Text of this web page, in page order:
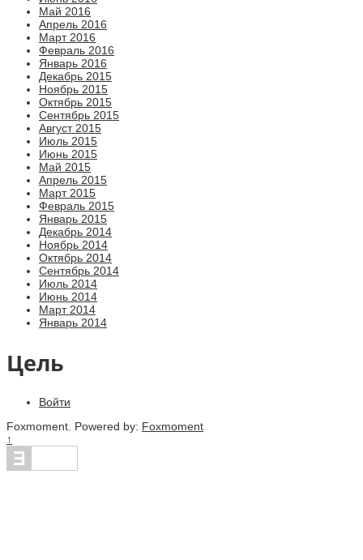
Май 2016
Апрель 2016
Март 2016
Февраль 2016
Январь 2016
Декабрь 2015
Ноябрь 2015
Октябрь 2015
Сентябрь 2015
Август 2015
Июль 2015
Июнь 2015
Май 2015
Апрель 2015
Март 2015
Февраль 2015
Январь 2015
Декабрь 2014
Ноябрь 2014
Октябрь 2014
Сентябрь 2014
Июль 2014
Июнь 2014
Март 2014
Январь 2014
Цель
Войти
Foxmoment. Powered by: Foxmoment
↑